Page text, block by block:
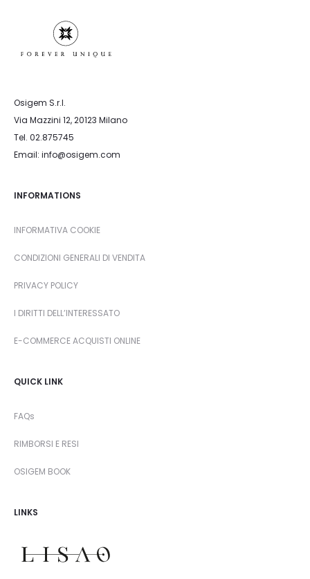
Osigem S.r.l.
Via Mazzini 12, 20123 Milano
Tel. 02.875745
Email: info@osigem.com
INFORMATIONS
INFORMATIVA COOKIE
CONDIZIONI GENERALI DI VENDITA
PRIVACY POLICY
I DIRITTI DELL’INTERESSATO
E-COMMERCE ACQUISTI ONLINE
QUICK LINK
FAQs
RIMBORSI E RESI
OSIGEM BOOK
LINKS